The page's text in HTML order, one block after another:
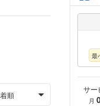
順
最
サー
月